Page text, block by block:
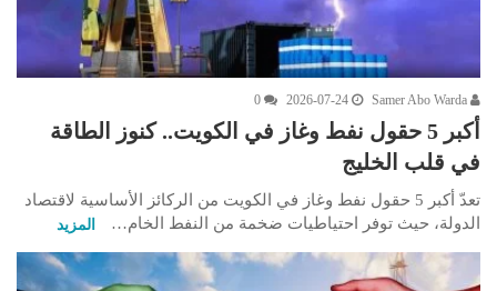
2026-07-24
0
أكبر 5 حقول نفط وغاز في الكويت.. كنوز الطاقة
في قلب الخليج
تعدّ أكبر 5 حقول نفط وغاز في الكويت من الركائز الأساسية لاقتصاد
الدولة، حيث توفر احتياطيات ضخمة من النفط الخام…
المزيد